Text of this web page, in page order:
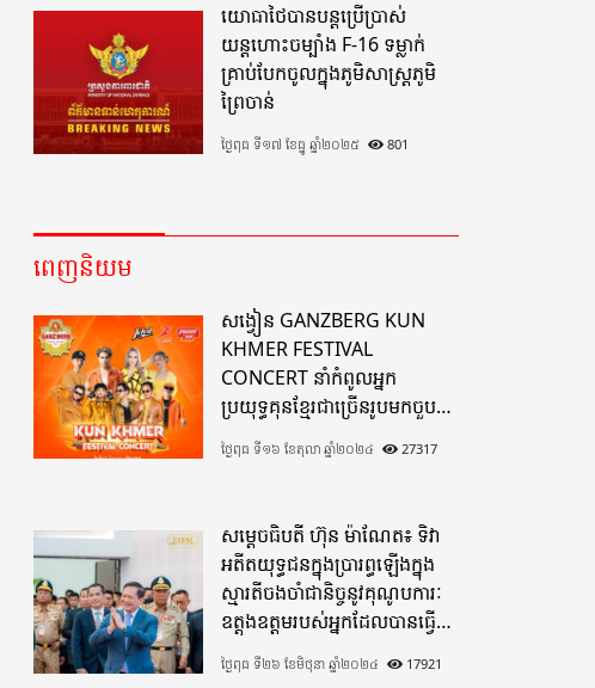
យោធាថៃបានបន្តប្រើប្រាស់
យន្តហោះចម្បាំង F-16 ទម្លាក់
គ្រាប់បែកចូលក្នុងភូមិសាស្ត្រភូមិ
ព្រៃចាន់
ថ្ងៃពុធ ទី១៧ ខែធ្នូ ឆ្នាំ២០២៥ 801
ពេញនិយម
សង្វៀន GANZBERG KUN
KHMER FESTIVAL
CONCERT នាំកំពូលអ្នក
ប្រយុទ្ធគុនខ្មែរជាច្រើនរូបមកចួប
គ្នាលើសង្វៀនគុនខ្មែរតែមួយដ៏
អស្ចារ្យលើទឹកដីខេត្តបាត់ដំបង
ថ្ងៃពុធ ទី១៦ ខែតុលា ឆ្នាំ២០២៤ 27317
សម្តេចធិបតី ហ៊ុន ម៉ាណែត៖ ទិវា
អតីតយុទ្ធជនក្នុងប្រារព្ធឡើងក្នុង
ស្មារតីចងចាំជានិច្ចនូវគុណូបការៈ
ឧត្តុងឧត្តមរបស់អ្នកដែលបានធ្វើ
មហាពលីកម្ម
ថ្ងៃពុធ ទី២៦ ខែមិថុនា ឆ្នាំ២០២៤ 17921